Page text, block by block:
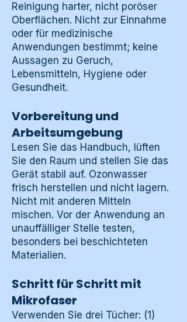
Reinigung harter, nicht poröser
Oberflächen. Nicht zur Einnahme
oder für medizinische
Anwendungen bestimmt; keine
Aussagen zu Geruch,
Lebensmitteln, Hygiene oder
Gesundheit.
Vorbereitung und
Arbeitsumgebung
Lesen Sie das Handbuch, lüften
Sie den Raum und stellen Sie das
Gerät stabil auf. Ozonwasser
frisch herstellen und nicht lagern.
Nicht mit anderen Mitteln
mischen. Vor der Anwendung an
unauffälliger Stelle testen,
besonders bei beschichteten
Materialien.
Schritt für Schritt mit
Mikrofaser
Verwenden Sie drei Tücher: (1)